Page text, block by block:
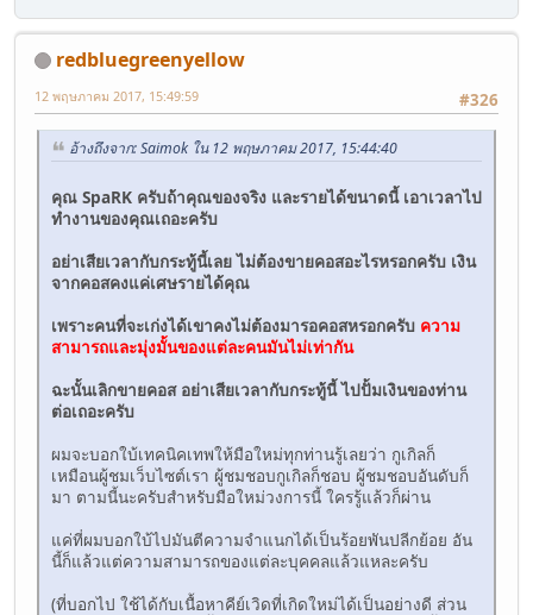
redbluegreenyellow
#326
12 พฤษภาคม 2017, 15:49:59
อ้างถึงจาก: Saimok ใน 12 พฤษภาคม 2017, 15:44:40
คุณ SpaRK ครับถ้าคุณของจริง และรายได้ขนาดนี้ เอาเวลาไป
ทำงานของคุณเถอะครับ
อย่าเสียเวลากับกระทู้นี้เลย ไม่ต้องขายคอสอะไรหรอกครับ เงิน
จากคอสคงแค่เศษรายได้คุณ
เพราะคนที่จะเก่งได้เขาคงไม่ต้องมารอคอสหรอกครับ ความ
สามารถและมุ่งมั้นของแต่ละคนมันไม่เท่ากัน
ฉะนั้นเลิกขายคอส อย่าเสียเวลากับกระทู้นี้ ไปปั้มเงินของท่าน
ต่อเถอะครับ
ผมจะบอกใบ้เทคนิคเทพให้มือใหม่ทุกท่านรู้เลยว่า กูเกิลก็
เหมือนผู้ชมเว็บไซต์เรา ผู้ชมชอบกูเกิลก็ชอบ ผู้ชมชอบอันดับก็
มา ตามนี้นะครับสำหรับมือใหม่วงการนี้ ใครรู้แล้วก็ผ่าน
แค่ที่ผมบอกใบ้ไปมันตีความจำแนกได้เป็นร้อยพันปลีกย้อย อัน
นี้ก็แล้วแต่ความสามารถของแต่ละบุคคลแล้วแหละครับ
(ที่บอกไป ใช้ได้กับเนื้อหาคีย์เวิดที่เกิดใหม่ได้เป็นอย่างดี ส่วน